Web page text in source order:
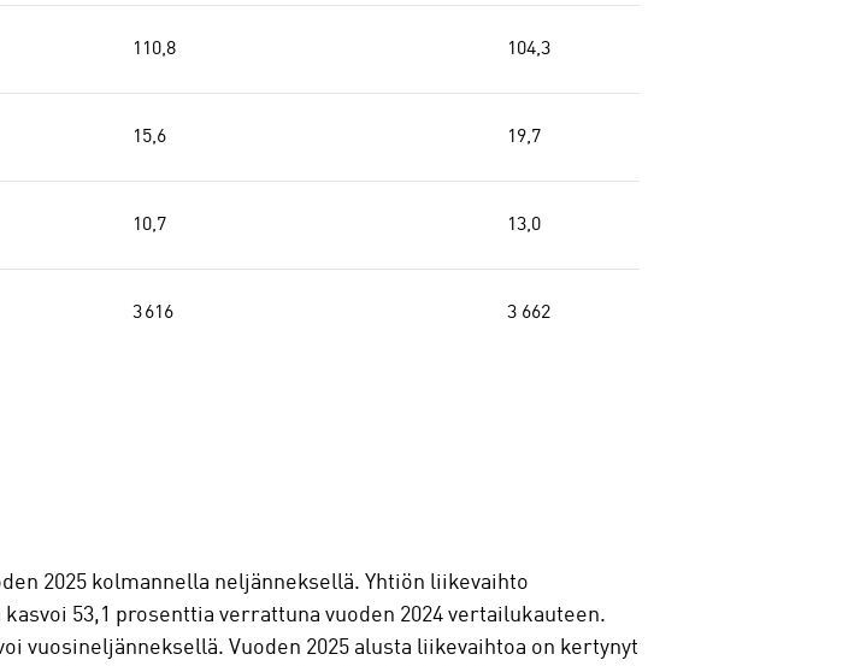
110,8 104,3
15,6 19,7
10,7 13,0
3 616 3 662
2025 kolmannella neljänneksellä. Yhtiön liikevaihto
53,1 prosenttia verrattuna vuoden 2024 vertailukauteen.
vuosineljänneksellä. Vuoden 2025 alusta liikevaihtoa on kertynyt